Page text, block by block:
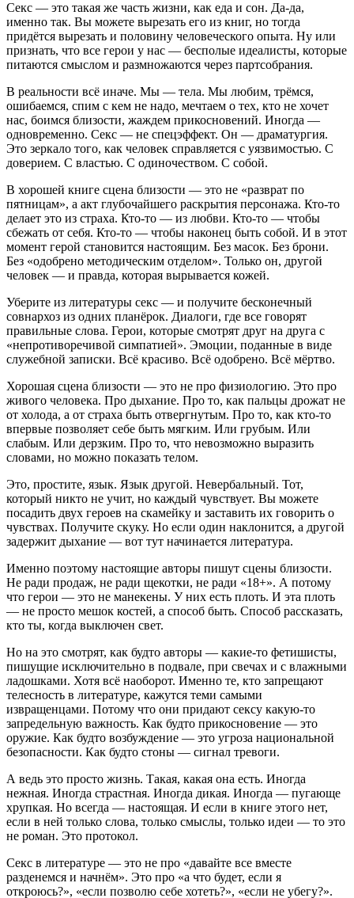
Секс — это такая же часть жизни, как еда и сон. Да-да,
именно так. Вы можете вырезать его из книг, но тогда
придётся вырезать и половину человеческого опыта. Ну или
признать, что все герои у нас — бесполые идеалисты, которые
питаются смыслом и размножаются через партсобрания.
В реальности всё иначе. Мы — тела. Мы любим, трёмся,
ошибаемся, спим с кем не надо, мечтаем о тех, кто не хочет
нас, боимся близости, жаждем прикосновений. Иногда —
одновременно. Секс — не спецэффект. Он — драматургия.
Это зеркало того, как человек справляется с уязвимостью. С
доверием. С властью. С одиночеством. С собой.
В хорошей книге сцена близости — это не «разврат по
пятницам», а акт глубочайшего раскрытия персонажа. Кто-то
делает это из страха. Кто-то — из любви. Кто-то — чтобы
сбежать от себя. Кто-то — чтобы наконец быть собой. И в этот
момент герой становится настоящим. Без масок. Без брони.
Без «одобрено методическим отделом». Только он, другой
человек — и правда, которая вырывается кожей.
Уберите из литературы секс — и получите бесконечный
совнархоз из одних планёрок. Диалоги, где все говорят
правильные слова. Герои, которые смотрят друг на друга с
«непротиворечивой симпатией». Эмоции, поданные в виде
служебной записки. Всё красиво. Всё одобрено. Всё мёртво.
Хорошая сцена близости — это не про физиологию. Это про
живого человека. Про дыхание. Про то, как пальцы дрожат не
от холода, а от страха быть отвергнутым. Про то, как кто-то
впервые позволяет себе быть мягким. Или грубым. Или
слабым. Или дерзким. Про то, что невозможно выразить
словами, но можно показать телом.
Это, простите, язык. Язык другой. Невербальный. Тот,
который никто не учит, но каждый чувствует. Вы можете
посадить двух героев на скамейку и заставить их говорить о
чувствах. Получите скуку. Но если один наклонится, а другой
задержит дыхание — вот тут начинается литература.
Именно поэтому настоящие авторы пишут сцены близости.
Не ради продаж, не ради щекотки, не ради «18+». А потому
что герои — это не манекены. У них есть плоть. И эта плоть
— не просто мешок костей, а способ быть. Способ рассказать,
кто ты, когда выключен свет.
Но на это смотрят, как будто авторы — какие-то фетишисты,
пишущие исключительно в подвале, при свечах и с влажными
ладошками. Хотя всё наоборот. Именно те, кто запрещают
телесность в литературе, кажутся теми самыми
извращенцами. Потому что они придают сексу какую-то
запредельную важность. Как будто прикосновение — это
оружие. Как будто возбуждение — это угроза национальной
безопасности. Как будто стоны — сигнал тревоги.
А ведь это просто жизнь. Такая, какая она есть. Иногда
нежная. Иногда страстная. Иногда дикая. Иногда — пугающе
хрупкая. Но всегда — настоящая. И если в книге этого нет,
если в ней только слова, только смыслы, только идеи — то это
не роман. Это протокол.
Секс в литературе — это не про «давайте все вместе
разденемся и начнём». Это про «а что будет, если я
откроюсь?», «если позволю себе хотеть?», «если не убегу?».